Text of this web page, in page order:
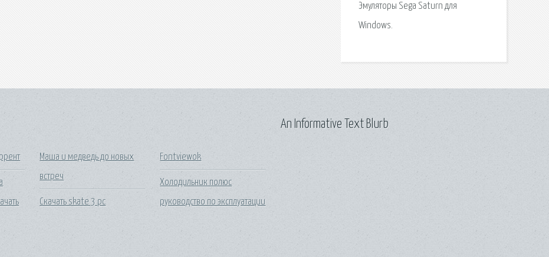
Эмуляторы Sega Saturn для
Windows.
Маша и медведь до новых
встреч
Скачать skate 3 pc
Fontviewok
Холодильник полюс
руководство по эксплуатации
An Informative Text Blurb